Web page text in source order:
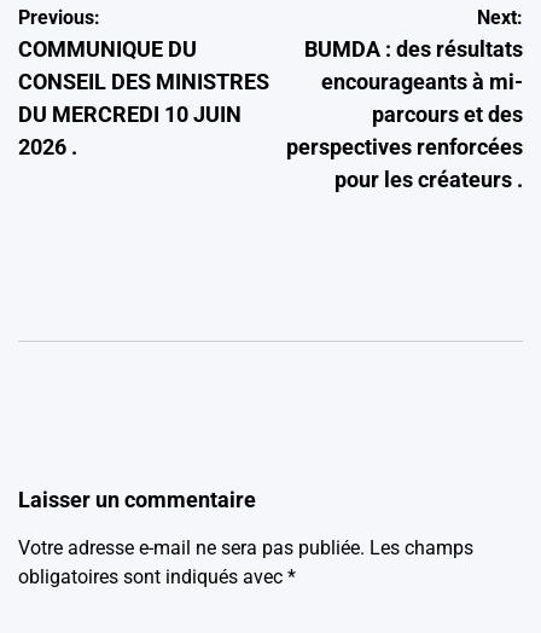
Navigation
de
l’article
Previous:
COMMUNIQUE DU
CONSEIL DES MINISTRES
DU MERCREDI 10 JUIN
2026 .
Next:
BUMDA : des résultats
encourageants à mi-
parcours et des
perspectives renforcées
pour les créateurs .
Laisser un commentaire
Votre adresse e-mail ne sera pas publiée. Les champs
obligatoires sont indiqués avec *